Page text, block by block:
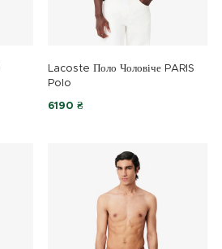
Lacoste Поло Чоловіче PARIS
Polo
6190 ₴